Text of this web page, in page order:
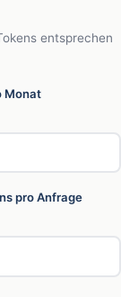
entsprechen
Monat
pro Anfrage